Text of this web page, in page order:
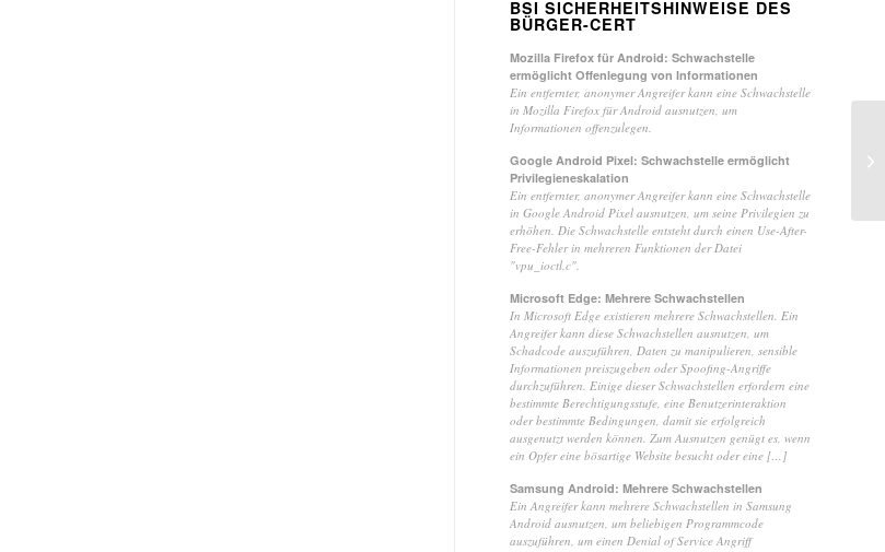
BSI SICHERHEITSHINWEISE DES
BÜRGER-CERT
Mozilla Firefox für Android: Schwachstelle
ermöglicht Offenlegung von Informationen
Ein entfernter, anonymer Angreifer kann eine Schwachstelle
in Mozilla Firefox für Android ausnutzen, um
Informationen offenzulegen.
Google Android Pixel: Schwachstelle ermöglicht
Privilegieneskalation
Ein entfernter, anonymer Angreifer kann eine Schwachstelle
in Google Android Pixel ausnutzen, um seine Privilegien zu
erhöhen. Die Schwachstelle entsteht durch einen Use-After-
Free-Fehler in mehreren Funktionen der Datei
"vpu_ioctl.c".
Microsoft Edge: Mehrere Schwachstellen
In Microsoft Edge existieren mehrere Schwachstellen. Ein
Angreifer kann diese Schwachstellen ausnutzen, um
Schadcode auszuführen, Daten zu manipulieren, sensible
Informationen preiszugeben oder Spoofing-Angriffe
durchzuführen. Einige dieser Schwachstellen erfordern eine
bestimmte Berechtigungsstufe, eine Benutzerinteraktion
oder bestimmte Bedingungen, damit sie erfolgreich
ausgenutzt werden können. Zum Ausnutzen genügt es, wenn
ein Opfer eine bösartige Website besucht oder eine […]
Samsung Android: Mehrere Schwachstellen
Ein Angreifer kann mehrere Schwachstellen in Samsung
Android ausnutzen, um beliebigen Programmcode
auszuführen, um einen Denial of Service Angriff